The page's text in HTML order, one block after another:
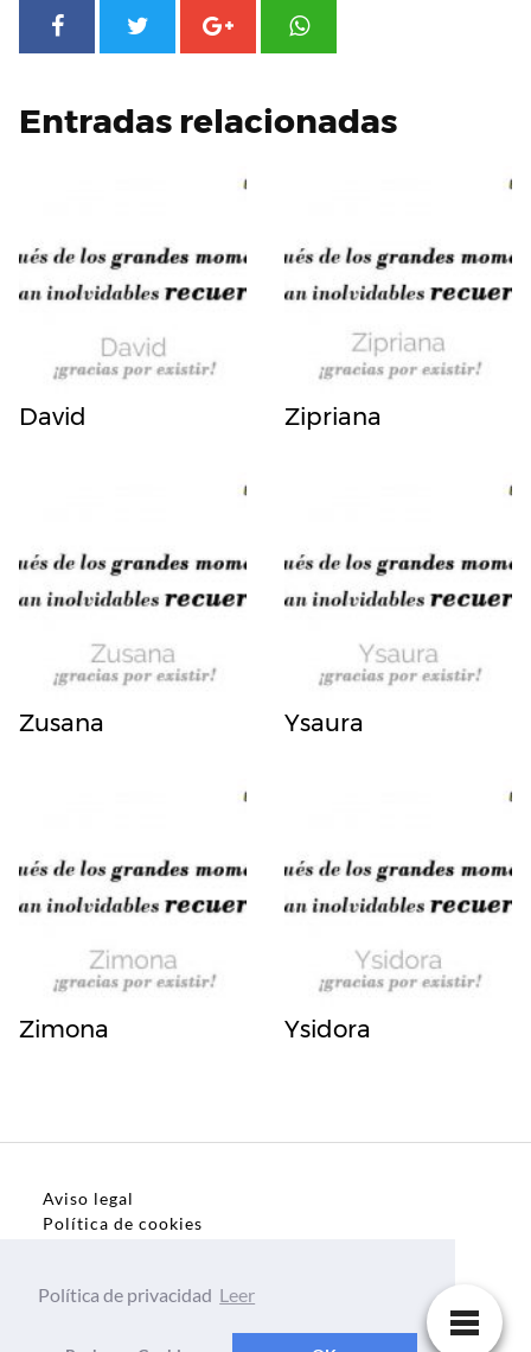
Entradas relacionadas
David Zipriana
Zusana Ysaura
Zimona Ysidora
Aviso legal
Política de cookies
Política de privacidad Leer